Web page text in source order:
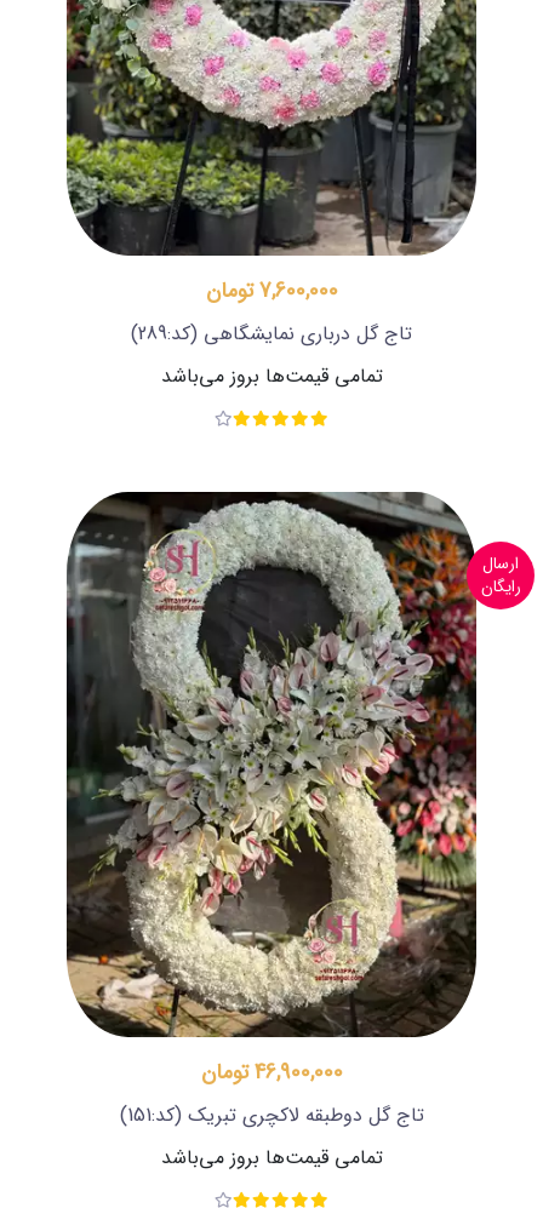
7,600,000 تومان
تاج گل درباری نمایشگاهی (کد:289)
تمامی قیمت‌ها بروز می‌باشد
ارسال
رایگان
46,900,000 تومان
تاج گل دوطبقه لاکچری تبریک (کد:151)
تمامی قیمت‌ها بروز می‌باشد